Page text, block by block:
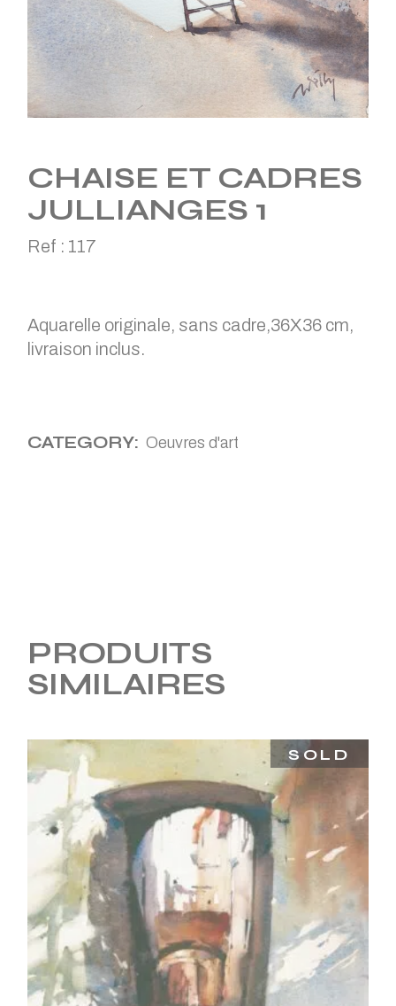
CHAISE ET CADRES
JULLIANGES 1
Ref : 117
Aquarelle originale, sans cadre,36X36 cm,
livraison inclus.
CATEGORY: Oeuvres d'art
PRODUITS
SIMILAIRES
SOLD